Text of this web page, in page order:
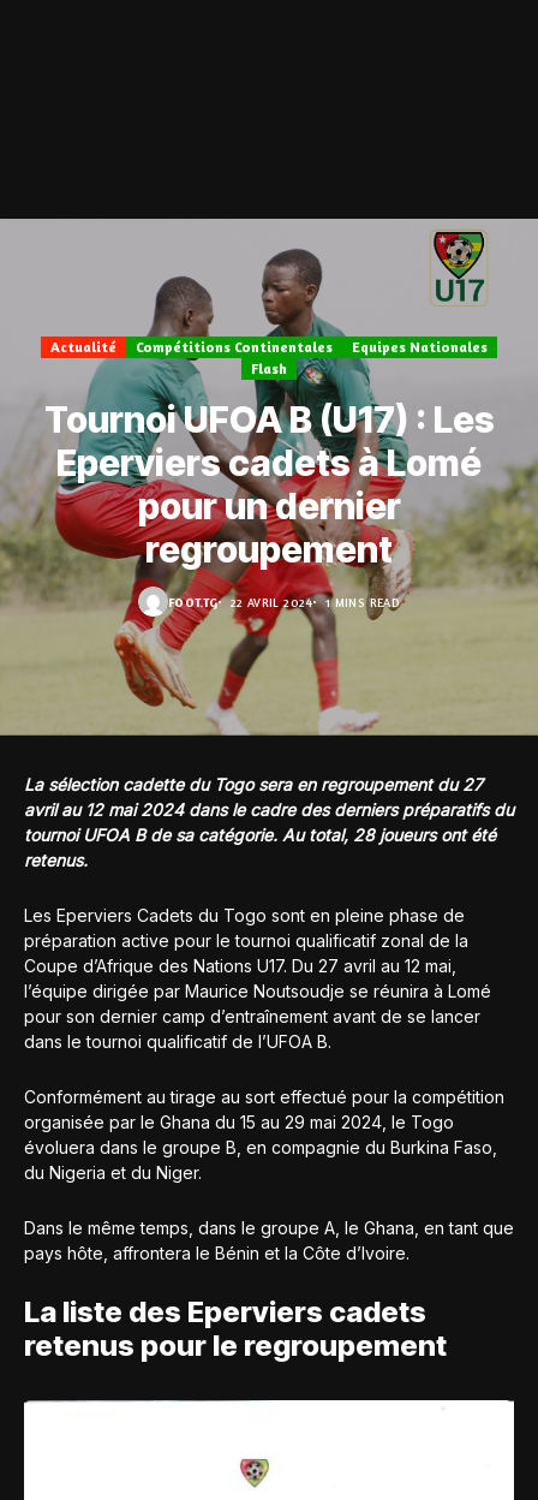
Actualité Compétitions Continentales
Equipes Nationales
Flash
Tournoi UFOA B (U17) : Les
Eperviers cadets à Lomé
pour un dernier
regroupement
FOOT.TG 22 AVRIL 2024 1 MINS READ
La sélection cadette du Togo sera en regroupement du 27
avril au 12 mai 2024 dans le cadre des derniers préparatifs du
tournoi UFOA B de sa catégorie. Au total, 28 joueurs ont été
retenus.
Les Eperviers Cadets du Togo sont en pleine phase de
préparation active pour le tournoi qualificatif zonal de la
Coupe d’Afrique des Nations U17. Du 27 avril au 12 mai,
l’équipe dirigée par Maurice Noutsoudje se réunira à Lomé
pour son dernier camp d’entraînement avant de se lancer
dans le tournoi qualificatif de l’UFOA B.
Conformément au tirage au sort effectué pour la compétition
organisée par le Ghana du 15 au 29 mai 2024, le Togo
évoluera dans le groupe B, en compagnie du Burkina Faso,
du Nigeria et du Niger.
Dans le même temps, dans le groupe A, le Ghana, en tant que
pays hôte, affrontera le Bénin et la Côte d’Ivoire.
La liste des Eperviers cadets
retenus pour le regroupement